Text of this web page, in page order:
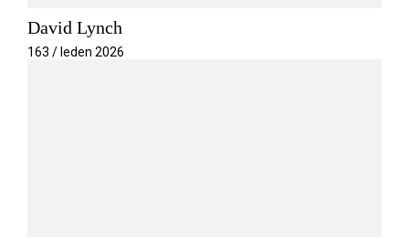
David Lynch
163 / leden 2026